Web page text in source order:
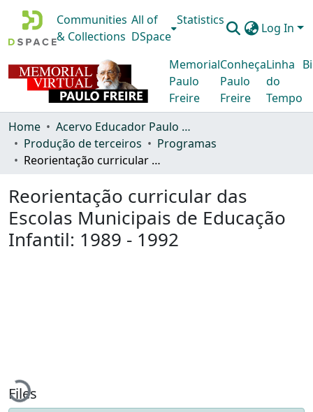
Communities
& Collections
All of
DSpace
Statistics
Log In
Memorial
Paulo
Freire
Conheça
Paulo
Freire
Linha
do
Tempo
Home
Acervo Educador Paulo Freire
Produção de terceiros
Programas
Reorientação curricular das Escolas Municipais de Educação Infantil: 1989 - 1992
Reorientação curricular das
Escolas Municipais de Educação
Infantil: 1989 - 1992
Loading...
Files